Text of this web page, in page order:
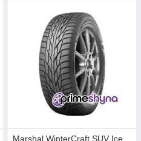
Marshal WinterCraft SUV Ice